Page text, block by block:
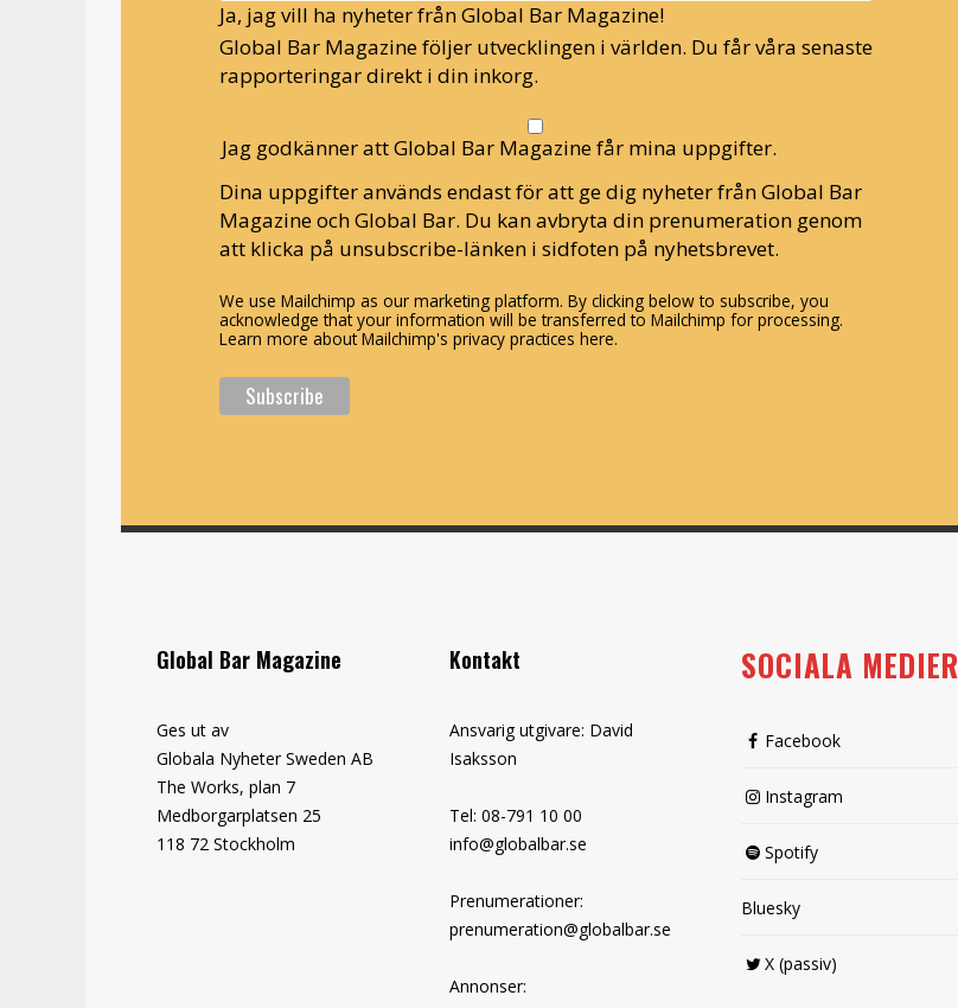
Ja, jag vill ha nyheter från Global Bar Magazine!
Global Bar Magazine följer utvecklingen i världen. Du får våra senaste
rapporteringar direkt i din inkorg.
Jag godkänner att Global Bar Magazine får mina uppgifter.
Dina uppgifter används endast för att ge dig nyheter från Global Bar
Magazine och Global Bar. Du kan avbryta din prenumeration genom
att klicka på unsubscribe-länken i sidfoten på nyhetsbrevet.
We use Mailchimp as our marketing platform. By clicking below to subscribe, you
acknowledge that your information will be transferred to Mailchimp for processing.
Learn more about Mailchimp's privacy practices here.
Global Bar Magazine
Ges ut av
Globala Nyheter Sweden AB
The Works, plan 7
Medborgarplatsen 25
118 72 Stockholm
Kontakt
Ansvarig utgivare: David
Isaksson
Tel: 08-791 10 00
info@globalbar.se
Prenumerationer:
prenumeration@globalbar.se
Annonser:
SOCIALA MEDIER
Facebook
Instagram
Spotify
Bluesky
X (passiv)